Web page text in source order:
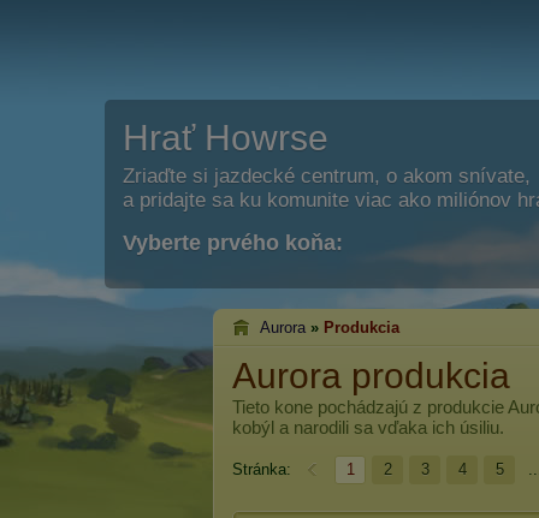
Hrať Howrse
Zriaďte si jazdecké centrum, o akom snívate,
a pridajte sa ku komunite viac ako miliónov
Vyberte prvého koňa:
Aurora » Produkcia
Aurora produkcia
Tieto kone pochádzajú z produkcie
kobýl a narodili sa vďaka ich úsiliu.
Stránka: 1 2 3 4 5